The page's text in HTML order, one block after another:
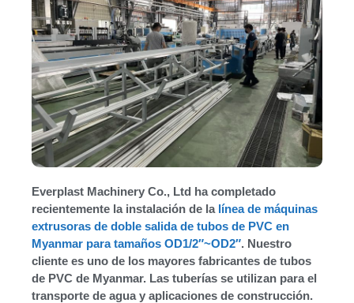
Everplast Machinery Co., Ltd ha completado
recientemente la instalación de la línea de máquinas
extrusoras de doble salida de tubos de PVC en
Myanmar para tamaños OD1/2″~OD2″. Nuestro
cliente es uno de los mayores fabricantes de tubos
de PVC de Myanmar. Las tuberías se utilizan para el
transporte de agua y aplicaciones de construcción.